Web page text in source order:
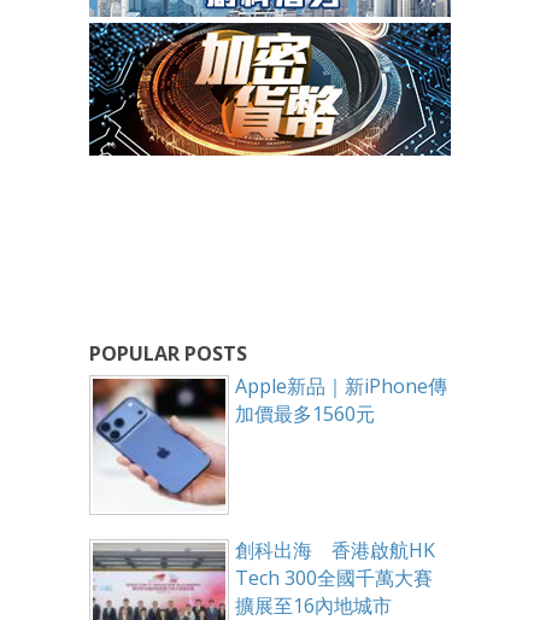
POPULAR POSTS
Apple新品｜新iPhone傳
加價最多1560元
創科出海 香港啟航HK
Tech 300全國千萬大賽
擴展至16內地城市